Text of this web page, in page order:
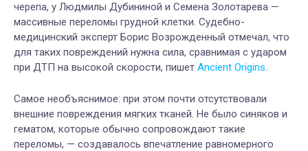
черепа, у Людмилы Дубининой и Семена Золотарева —
массивные переломы грудной клетки. Судебно-
медицинский эксперт Борис Возрожденный отмечал, что
для таких повреждений нужна сила, сравнимая с ударом
при ДТП на высокой скорости, пишет Ancient Origins.
Самое необъяснимое: при этом почти отсутствовали
внешние повреждения мягких тканей. Не было синяков и
гематом, которые обычно сопровождают такие
переломы, — создавалось впечатление равномерного